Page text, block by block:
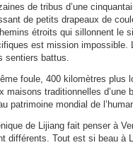
de tribus d’une
de petits drapeaux de
étroits qui sillonnent le
est mission impossible.
sentiers battus.
foule, 400 kilomètres plus
maisons traditionnelles d’une
patrimoine mondial de
de Lijiang fait penser à
différents. Tout est si beau à